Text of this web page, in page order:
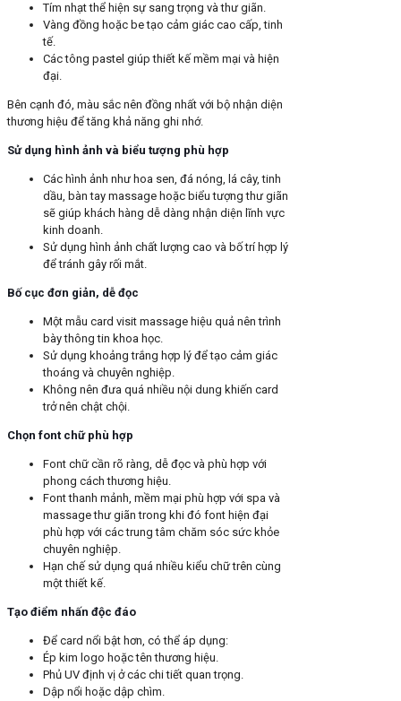
Tím nhạt thể hiện sự sang trọng và thư giãn.
Vàng đồng hoặc be tạo cảm giác cao cấp, tinh
tế.
Các tông pastel giúp thiết kế mềm mại và hiện
đại.
Bên cạnh đó, màu sắc nên đồng nhất với bộ nhận diện
thương hiệu để tăng khả năng ghi nhớ.
Sử dụng hình ảnh và biểu tượng phù hợp
Các hình ảnh như hoa sen, đá nóng, lá cây, tinh
dầu, bàn tay massage hoặc biểu tượng thư giãn
sẽ giúp khách hàng dễ dàng nhận diện lĩnh vực
kinh doanh.
Sử dụng hình ảnh chất lượng cao và bố trí hợp lý
để tránh gây rối mắt.
Bố cục đơn giản, dễ đọc
Một mẫu card visit massage hiệu quả nên trình
bày thông tin khoa học.
Sử dụng khoảng trắng hợp lý để tạo cảm giác
thoáng và chuyên nghiệp.
Không nên đưa quá nhiều nội dung khiến card
trở nên chật chội.
Chọn font chữ phù hợp
Font chữ cần rõ ràng, dễ đọc và phù hợp với
phong cách thương hiệu.
Font thanh mảnh, mềm mại phù hợp với spa và
massage thư giãn trong khi đó font hiện đại
phù hợp với các trung tâm chăm sóc sức khỏe
chuyên nghiệp.
Hạn chế sử dụng quá nhiều kiểu chữ trên cùng
một thiết kế.
Tạo điểm nhấn độc đáo
Để card nổi bật hơn, có thể áp dụng:
Ép kim logo hoặc tên thương hiệu.
Phủ UV định vị ở các chi tiết quan trọng.
Dập nổi hoặc dập chìm.